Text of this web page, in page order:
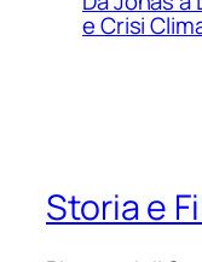
e Crisi
Storia e